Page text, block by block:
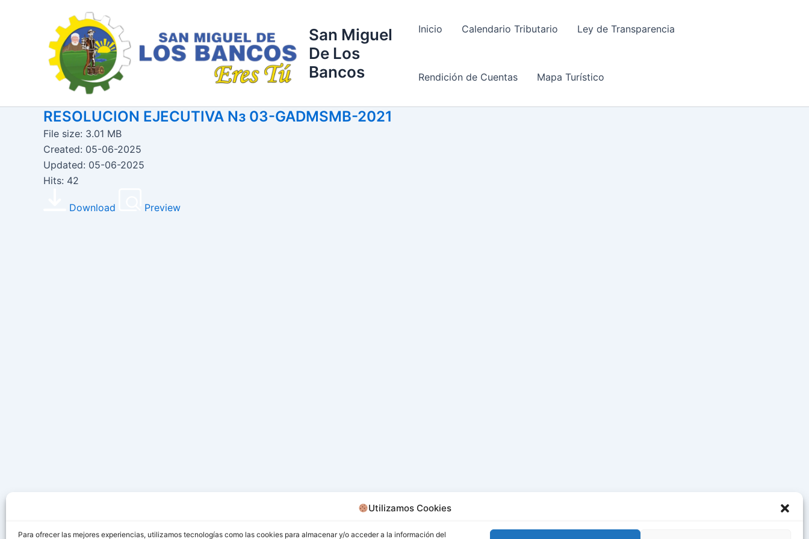
Utilizamos Cookies
Para ofrecer las mejores experiencias, utilizamos tecnologías como las cookies para almacenar y/o acceder a la información del
San Miguel
De Los
Bancos
Inicio Calendario Tributario Ley de Transparencia
Rendición de Cuentas Mapa Turístico
RESOLUCION EJECUTIVA Nз 03-GADMSMB-2021
File size: 3.01 MB
Created: 05-06-2025
Updated: 05-06-2025
Hits: 42
Download Preview